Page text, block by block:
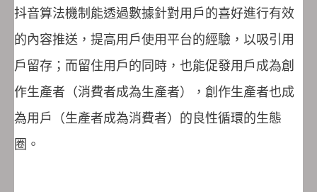
抖音算法機制能透過數據針對用戶的喜好進行有效
的內容推送，提高用戶使用平台的經驗，以吸引用
戶留存；而留住用戶的同時，也能促發用戶成為創
作生產者（消費者成為生產者），創作生產者也成
為用戶（生產者成為消費者）的良性循環的生態
圈。